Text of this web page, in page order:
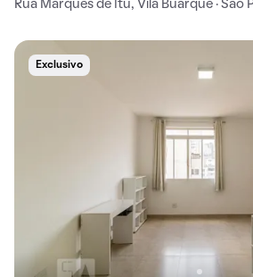
Rua Marquês de Itu, Vila Buarque · São
Exclusivo